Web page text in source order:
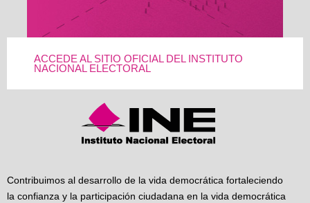
ACCEDE AL SITIO OFICIAL DEL INSTITUTO
NACIONAL ELECTORAL
Contribuimos al desarrollo de la vida democrática fortaleciendo
la confianza y la participación ciudadana en la vida democrática